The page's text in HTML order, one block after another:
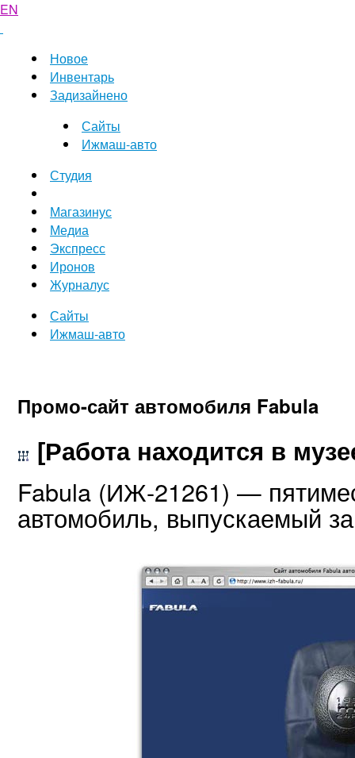
EN
Новое
Инвентарь
Задизайнено
Сайты
Ижмаш-авто
Студия
Магазинус
Медиа
Экспресс
Иронов
Журналус
Сайты
Ижмаш-авто
Промо-сайт автомобиля Fabula
[Работа находится в
Fabula (ИЖ-21261) —
автомобиль, выпускаемый